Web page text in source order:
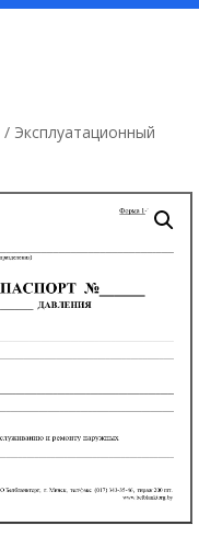
/ Эксплуатационный